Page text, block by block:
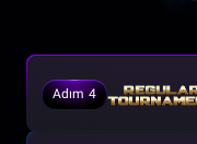
Adım 4